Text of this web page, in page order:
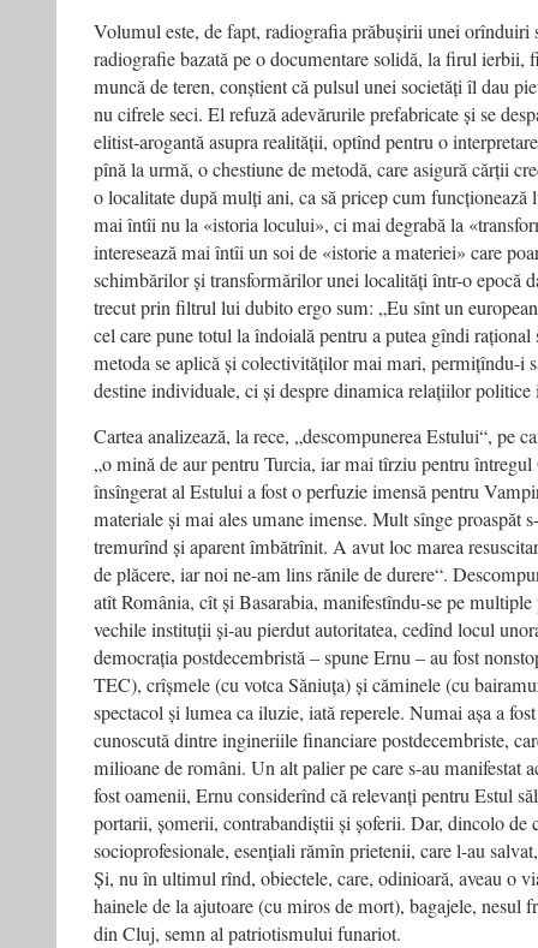
Volumul este, de fapt, radiografia prăbușirii unei orînduiri
radiografie bazată pe o documentare solidă, la firul ierbii,
muncă de teren, conștient că pulsul unei societăți îl dau
nu cifrele seci. El refuză adevărurile prefabricate și se
elitist-arogantă asupra realității, optînd pentru o
pînă la urmă, o chestiune de metodă, care asigură cărții
o localitate după mulți ani, ca să pricep cum
mai întîi nu la «istoria locului», ci mai degrabă la
interesează mai întîi un soi de «istorie a materiei» care
schimbărilor și transformărilor unei localități într-o epocă
trecut prin filtrul lui dubito ergo sum: „Eu sînt un
cel care pune totul la îndoială pentru a putea gîndi rațional
metoda se aplică și colectivităților mai mari, permițîndu-i
destine individuale, ci și despre dinamica relațiilor politice
Cartea analizează, la rece, „descompunerea Estului“, pe
„o mină de aur pentru Turcia, iar mai tîrziu pentru
însîngerat al Estului a fost o perfuzie imensă pentru
materiale și mai ales umane imense. Mult sînge proaspăt
tremurînd și aparent îmbătrînit. A avut loc marea
de plăcere, iar noi ne-am lins rănile de durere“.
atît România, cît și Basarabia, manifestîndu-se pe
vechile instituții și-au pierdut autoritatea, cedînd locul
democrația postdecembristă – spune Ernu – au fost
TEC), crîșmele (cu votca Săniuța) și căminele (cu
spectacol și lumea ca iluzie, iată reperele. Numai așa a
cunoscută dintre ingineriile financiare postdecembriste,
milioane de români. Un alt palier pe care s-au manifestat
fost oamenii, Ernu considerînd că relevanți pentru Estul
portarii, șomerii, contrabandiștii și șoferii. Dar, dincolo de
socioprofesionale, esențiali rămîn prietenii, care l-au
Și, nu în ultimul rînd, obiectele, care, odinioară, aveau o
hainele de la ajutoare (cu miros de mort), bagajele, nesul
din Cluj, semn al patriotismului funariot.